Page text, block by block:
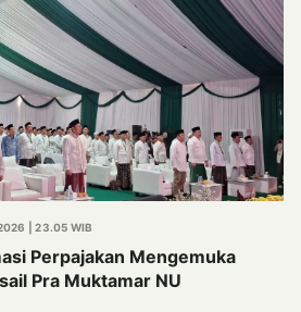
| 23.05 WIB
Perpajakan Mengemuka
Pra Muktamar NU